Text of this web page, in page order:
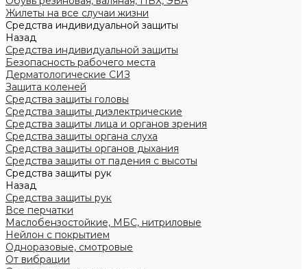
Жилеты на все случаи жизни
Средства индивидуальной защиты
Назад
Средства индивидуальной защиты
Безопасность рабочего места
Дерматологические СИЗ
Защита коленей
Средства защиты головы
Средства защиты диэлектрические
Средства защиты лица и органов зрения
Средства защиты органа слуха
Средства защиты органов дыхания
Средства защиты от падения с высоты
Средства защиты рук
Назад
Средства защиты рук
Все перчатки
Маслобензостойкие, МБС, нитриловые
Нейлон с покрытием
Одноразовые, смотровые
От вибрации